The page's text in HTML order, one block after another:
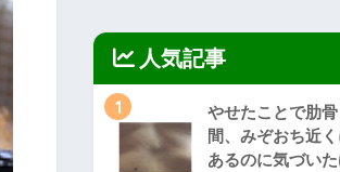
人気記事
1
やせたことで肋
間、みぞおち近
あるのに気づい